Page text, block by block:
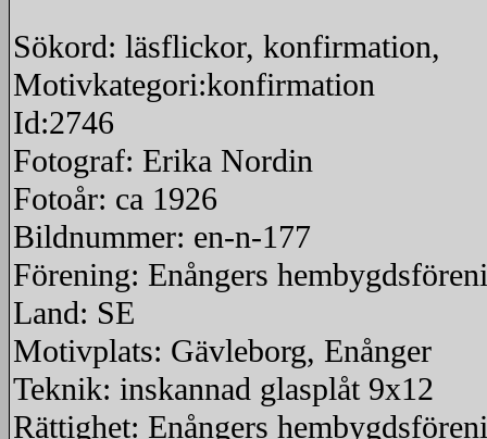
Sökord: läsflickor, konfirmation,
Motivkategori:konfirmation
Id:2746
Fotograf: Erika Nordin
Fotoår: ca 1926
Bildnummer: en-n-177
Förening: Enångers
Land: SE
Motivplats: Gävleborg, Enånger
Teknik: inskannad glasplåt 9x12
Rättighet: Enångers